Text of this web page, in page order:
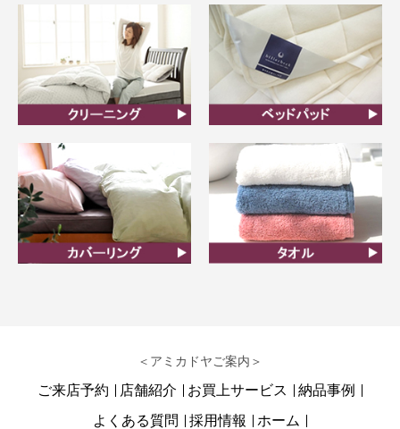
ん
＜アミカドヤご案内＞
ご来店予約 店舗紹介 お買上サービス
納品事例
よくある質問
採用情報 ホーム